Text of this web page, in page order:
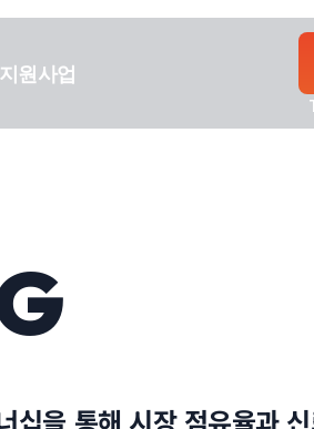
원사업
을 통해 시장 점유율과